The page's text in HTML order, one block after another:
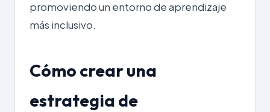
promoviendo un entorno de aprendizaje
más inclusivo.
Cómo crear una
estrategia de